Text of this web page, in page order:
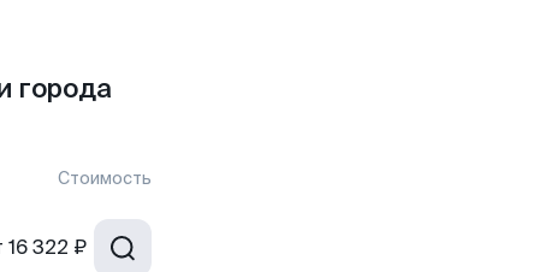
города
Стоимость
16 322 ₽